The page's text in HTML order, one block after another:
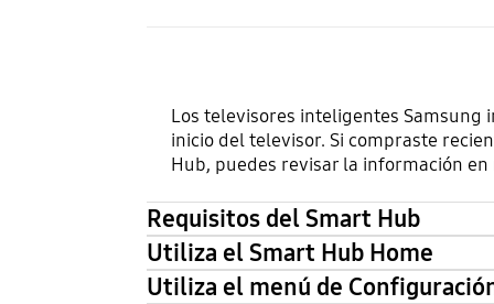
Los televisores inteligentes Samsung
inicio del televisor. Si compraste
Hub, puedes revisar la información
Requisitos del Smart Hub
Utiliza el Smart Hub Home
Utiliza el menú de